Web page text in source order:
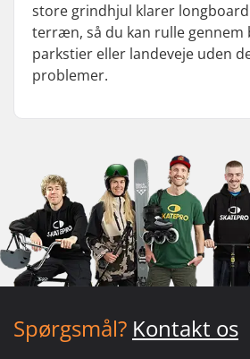
store grindhjul klarer
terræn, så du kan rulle gennem
parkstier eller landeveje uden
problemer.
Spørgsmål? Kontakt os